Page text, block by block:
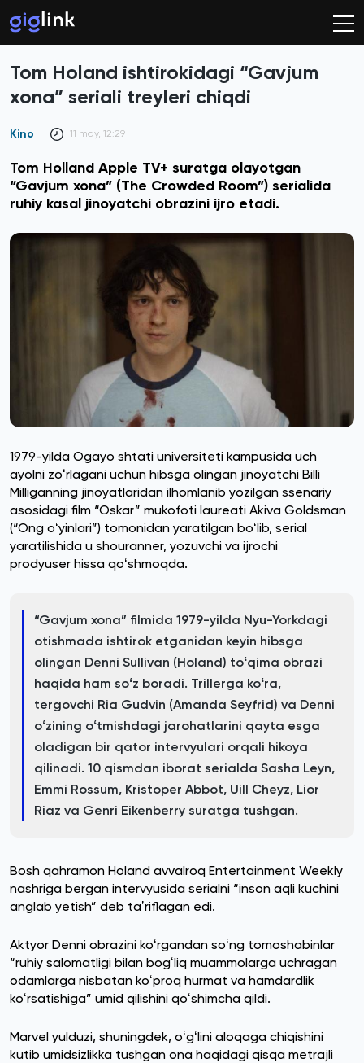
Tom Holand ishtirokidagi “Gavjum
xona” seriali treyleri chiqdi
Kino 11 may, 12:29
Tom Holland Apple TV+ suratga olayotgan
“Gavjum xona” (The Crowded Room”) serialida
ruhiy kasal jinoyatchi obrazini ijro etadi.
1979-yilda Ogayo shtati universiteti kampusida uch
ayolni zoʻrlagani uchun hibsga olingan jinoyatchi Billi
Milliganning jinoyatlaridan ilhomlanib yozilgan ssenariy
asosidagi film “Oskar” mukofoti laureati Akiva Goldsman
(“Ong oʻyinlari”) tomonidan yaratilgan boʻlib, serial
yaratilishida u shouranner, yozuvchi va ijrochi
prodyuser hissa qoʻshmoqda.
“Gavjum xona” filmida 1979-yilda Nyu-Yorkdagi
otishmada ishtirok etganidan keyin hibsga
olingan Denni Sullivan (Holand) toʻqima obrazi
haqida ham soʻz boradi. Trillerga koʻra,
tergovchi Ria Gudvin (Amanda Seyfrid) va Denni
oʻzining oʻtmishdagi jarohatlarini qayta esga
oladigan bir qator intervyulari orqali hikoya
qilinadi. 10 qismdan iborat serialda Sasha Leyn,
Emmi Rossum, Kristoper Abbot, Uill Cheyz, Lior
Riaz va Genri Eikenberry suratga tushgan.
Bosh qahramon Holand avvalroq Entertainment Weekly
nashriga bergan intervyusida serialni “inson aqli kuchini
anglab yetish” deb taʼriflagan edi.
Aktyor Denni obrazini koʻrgandan soʻng tomoshabinlar
“ruhiy salomatligi bilan bogʻliq muammolarga uchragan
odamlarga nisbatan koʻproq hurmat va hamdardlik
koʻrsatishiga” umid qilishini qoʻshimcha qildi.
Marvel yulduzi, shuningdek, oʻgʻlini aloqaga chiqishini
kutib umidsizlikka tushgan ona haqidagi qisqa metrajli